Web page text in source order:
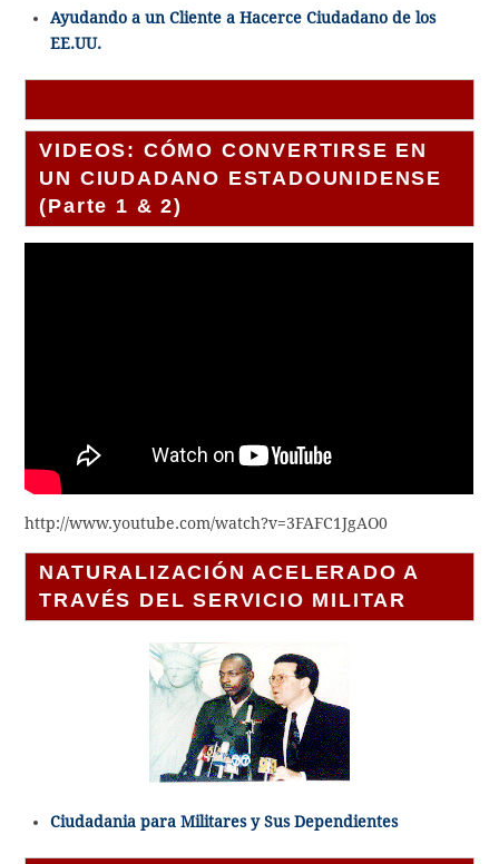
Ayudando a un Cliente a Hacerce Ciudadano de los
EE.UU.
VIDEOS: CÓMO CONVERTIRSE EN
UN CIUDADANO ESTADOUNIDENSE
(Parte 1 & 2)
http://www.youtube.com/watch?v=3FAFC1JgAO0
NATURALIZACIÓN ACELERADO A
TRAVÉS DEL SERVICIO MILITAR
Ciudadania para Militares y Sus Dependientes